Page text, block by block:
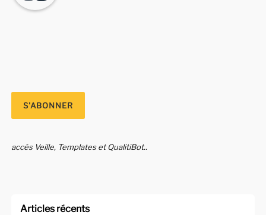
accès Veille, Templates et QualitiBot..
Articles récents